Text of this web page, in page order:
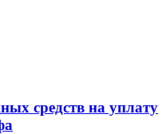
средств на уплату